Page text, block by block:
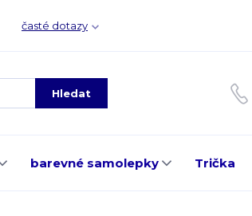
časté dotazy
Hledat
barevné samolepky Trička